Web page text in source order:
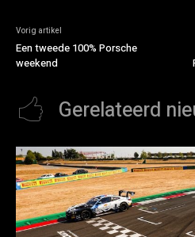
Vorig artikel
Een tweede 100% Porsche
weekend
Gerelateerd